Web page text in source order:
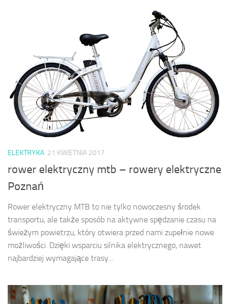
ELEKTRYKA 21 KWIETNIA 2017
rower elektryczny mtb – rowery elektryczne
Poznań
Rower elektryczny MTB to nie tylko nowoczesny środek
transportu, ale także sposób na aktywne spędzanie czasu na
świeżym powietrzu, który otwiera przed nami zupełnie nowe
możliwości. Dzięki wsparciu silnika elektrycznego, nawet
najbardziej wymagające trasy...